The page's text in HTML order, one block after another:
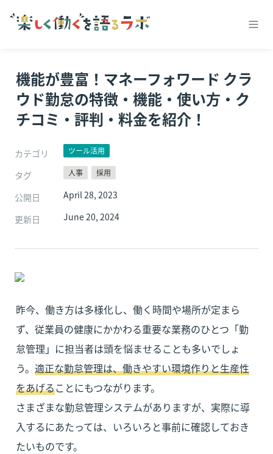
機能が豊富！マネーフォワード クラ
ウド勤怠の特徴・機能・使い方・ク
チコミ・評判・料金を紹介！
カテゴリ ツール活用
タグ 人事 採用
公開日
April 28, 2023
更新日
June 20, 2024
昨今、働き方は多様化し、働く時間や場所が定まら
ず、従業員の健康にかかわる重要な業務のひとつ「勤
怠管理」に担当者は頭を悩ませることも多いでしょ
う。 適正な勤怠管理は、働きやすい環境作りと生産性
をあげることにもつながります。
さまざまな勤怠管理システムがありますが、実際に導
入するにあたっては、いろいろと事前に確認しておき
たいものです。